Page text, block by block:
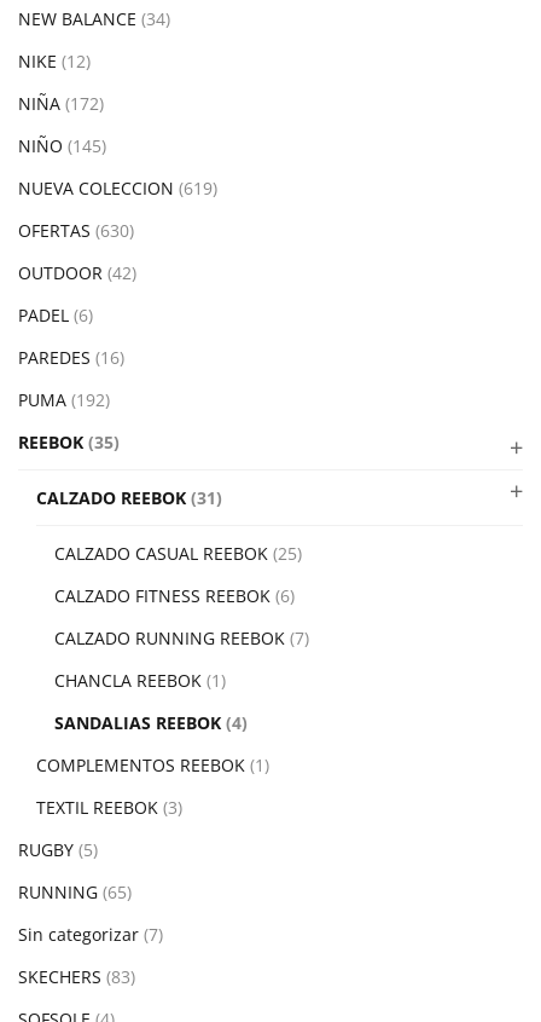
NEW BALANCE (34)
NIKE (12)
NIÑA (172)
NIÑO (145)
NUEVA COLECCION (619)
OFERTAS (630)
OUTDOOR (42)
PADEL (6)
PAREDES (16)
PUMA (192)
REEBOK (35)
CALZADO REEBOK (31)
CALZADO CASUAL REEBOK (25)
CALZADO FITNESS REEBOK (6)
CALZADO RUNNING REEBOK (7)
CHANCLA REEBOK (1)
SANDALIAS REEBOK (4)
COMPLEMENTOS REEBOK (1)
TEXTIL REEBOK (3)
RUGBY (5)
RUNNING (65)
Sin categorizar (7)
SKECHERS (83)